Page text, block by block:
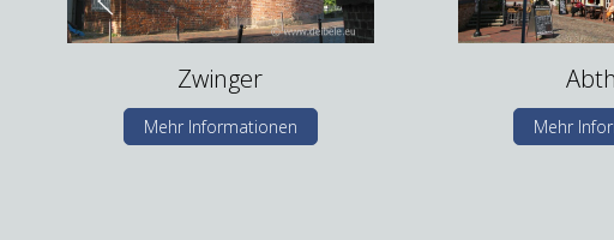
Zwinger
Mehr Informationen Mehr